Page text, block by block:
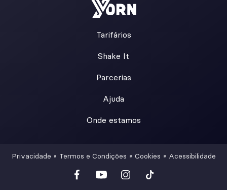
Tarifários
Shake It
Parcerias
Ajuda
Onde estamos
Privacidade Termos e Condições Cookies Acessibilidade